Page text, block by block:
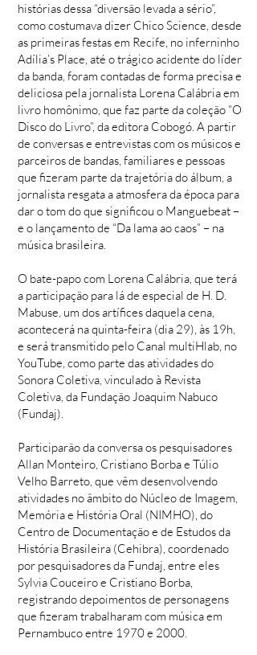
histórias dessa “diversão levada a sério”,
como costumava dizer Chico Science, desde
as primeiras festas em Recife, no inferninho
Adília’s Place, até o trágico acidente do líder
da banda, foram contadas de forma precisa e
deliciosa pela jornalista Lorena Calábria em
livro homônimo, que faz parte da coleção “O
Disco do Livro”, da editora Cobogó. A partir
de conversas e entrevistas com os músicos e
parceiros de bandas, familiares e pessoas
que fizeram parte da trajetória do álbum, a
jornalista resgata a atmosfera da época para
dar o tom do que significou o Manguebeat –
e o lançamento de “Da lama ao caos” – na
música brasileira.
O bate-papo com Lorena Calábria, que terá
a participação para lá de especial de H. D.
Mabuse, um dos artífices daquela cena,
acontecerá na quinta-feira (dia 29), às 19h,
e será transmitido pelo Canal multiHlab, no
YouTube, como parte das atividades do
Sonora Coletiva, vinculado à Revista
Coletiva, da Fundação Joaquim Nabuco
(Fundaj).
Participarão da conversa os pesquisadores
Allan Monteiro, Cristiano Borba e Túlio
Velho Barreto, que vêm desenvolvendo
atividades no âmbito do Núcleo de Imagem,
Memória e História Oral (NIMHO), do
Centro de Documentação e de Estudos da
História Brasileira (Cehibra), coordenado
por pesquisadores da Fundaj, entre eles
Sylvia Couceiro e Cristiano Borba,
registrando depoimentos de personagens
que fizeram trabalharam com música em
Pernambuco entre 1970 e 2000.